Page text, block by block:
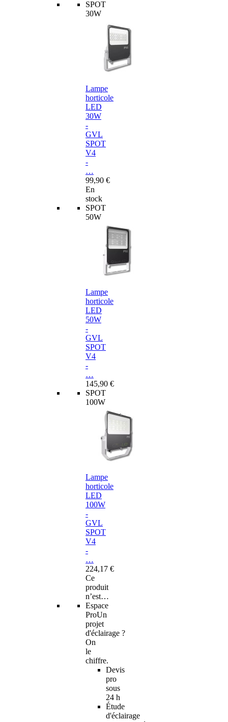
SPOT
30W
Lampe
horticole
LED
30W
-
GVL
SPOT
V4
-
…
99,90 €
En
stock
SPOT
50W
Lampe
horticole
LED
50W
-
GVL
SPOT
V4
-
…
145,90 €
SPOT
100W
Lampe
horticole
LED
100W
-
GVL
SPOT
V4
-
…
224,17 €
Ce
produit
n’est…
Espace
ProUn
projet
d'éclairage ?
On
le
chiffre.
Devis
pro
sous
24 h
Étude
d'éclairage